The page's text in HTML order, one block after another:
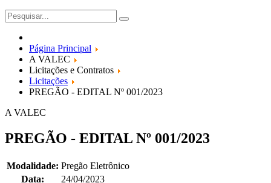
Página Principal
A VALEC
Licitações e Contratos
Licitações
PREGÃO - EDITAL Nº 001/2023
A VALEC
PREGÃO - EDITAL Nº 001/2023
Modalidade: Pregão Eletrônico
Data:
24/04/2023